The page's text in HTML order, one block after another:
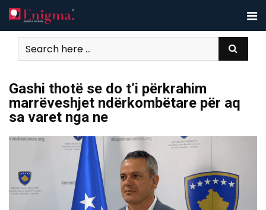
Skip
to
content
Gashi thotë se do t’i përkrahim
marrëveshjet ndërkombëtare për aq
sa varet nga ne